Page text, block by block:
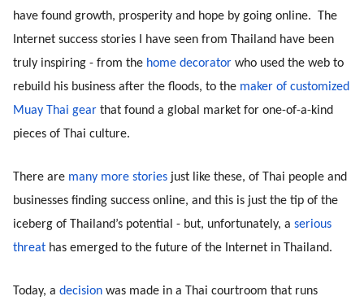
have found growth, prosperity and hope by going online.  The
Internet success stories I have seen from Thailand have been
truly inspiring - from the home decorator who used the web to
rebuild his business after the floods, to the maker of customized
Muay Thai gear that found a global market for one-of-a-kind
pieces of Thai culture.
There are many more stories just like these, of Thai people and
businesses finding success online, and this is just the tip of the
iceberg of Thailand’s potential - but, unfortunately, a serious
threat has emerged to the future of the Internet in Thailand.
Today, a decision was made in a Thai courtroom that runs